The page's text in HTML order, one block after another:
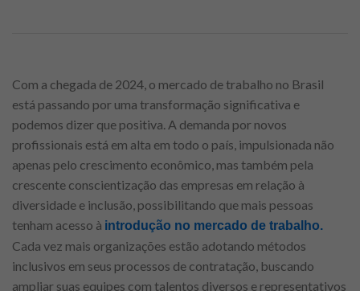
Com a chegada de 2024, o mercado de trabalho no Brasil
está passando por uma transformação significativa e
podemos dizer que positiva. A demanda por novos
profissionais está em alta em todo o país, impulsionada não
apenas pelo crescimento econômico, mas também pela
crescente conscientização das empresas em relação à
diversidade e inclusão, possibilitando que mais pessoas
tenham acesso à introdução no mercado de trabalho.
Cada vez mais organizações estão adotando métodos
inclusivos em seus processos de contratação, buscando
ampliar suas equipes com talentos diversos e representativos